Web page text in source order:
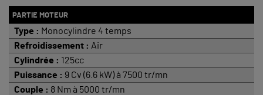
PARTIE MOTEUR
Type : Monocylindre 4 temps
Refroidissement : Air
Cylindrée : 125cc
Puissance : 9 Cv (6.6 kW) à 7500 tr/mn
Couple : 8 Nm à 5000 tr/mn